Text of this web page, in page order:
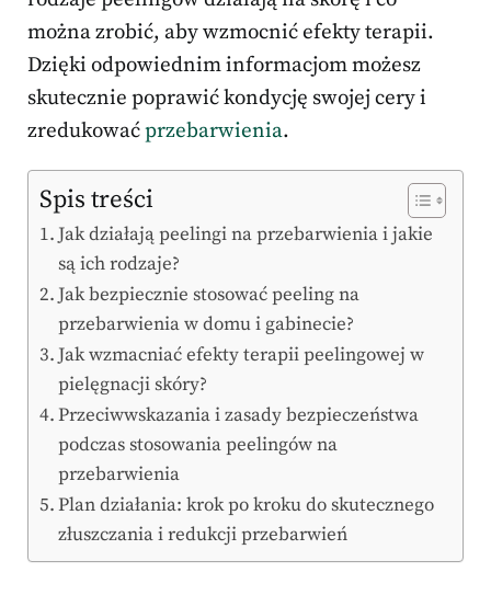
można zrobić, aby wzmocnić efekty terapii.
Dzięki odpowiednim informacjom możesz
skutecznie poprawić kondycję swojej cery i
zredukowaćprzebarwienia.
Spis treści
Jak działają peelingi na przebarwienia i jakie
są ich rodzaje?
Jak bezpiecznie stosować peeling na
przebarwienia w domu i gabinecie?
Jak wzmacniać efekty terapii peelingowej w
pielęgnacji skóry?
Przeciwwskazania i zasady bezpieczeństwa
podczas stosowania peelingów na
przebarwienia
Plan działania: krok po kroku do skutecznego
złuszczania i redukcji przebarwień